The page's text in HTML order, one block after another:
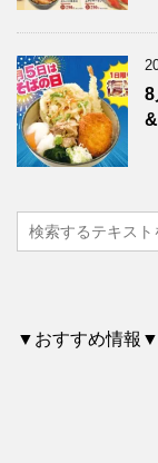
8
▼おすすめ情報▼